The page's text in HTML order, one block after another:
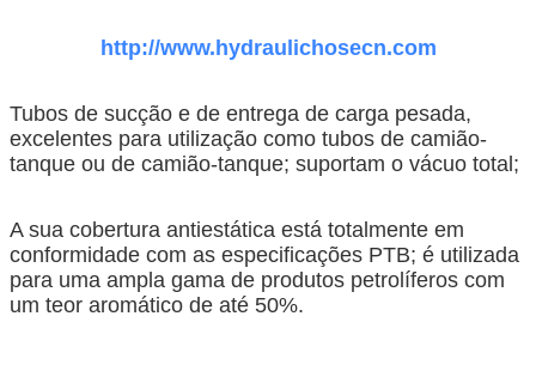
http://www.hydraulichosecn.com
Tubos de sucção e de entrega de carga pesada,
excelentes para utilização como tubos de camião-
tanque ou de camião-tanque; suportam o vácuo total;
A sua cobertura antiestática está totalmente em
conformidade com as especificações PTB; é utilizada
para uma ampla gama de produtos petrolíferos com
um teor aromático de até 50%.